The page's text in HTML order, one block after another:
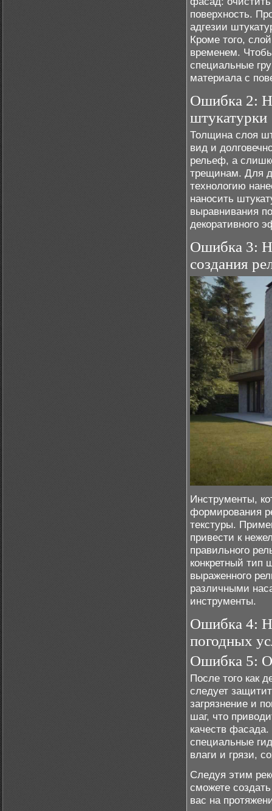
поверхность.
адгезии
Кроме того,
временем.
специальные
материала с
Ошибка 2:
штукатурки
Толщина слоя
вид и
рельеф, а
трещинам. Для
технологию
наносить
выравнивания
декоративного
Ошибка 3:
создания
Инструменты,
формирования
текстуры.
привести к
правильного
конкретный тип
выраженного
различными
инструменты.
Ошибка 4:
погодных
Ошибка 5:
После того как
следует
загрязнение и
шаг, что
качеств
специальные
влаги и грязи,
Следуя этим
сможете
вас на